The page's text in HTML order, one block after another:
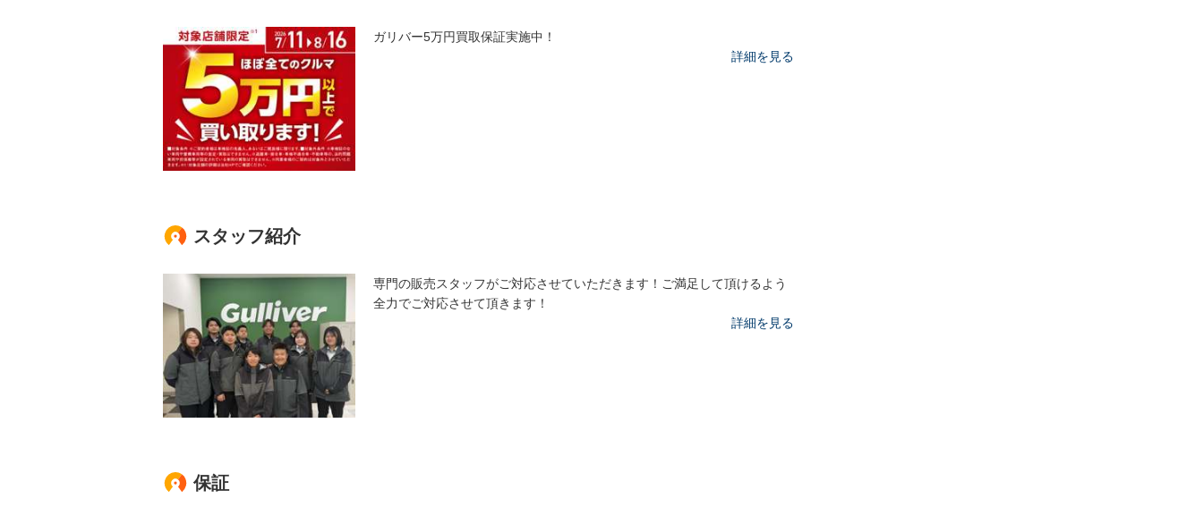
ガリバー5万円買取保証実施中！
詳細を見る
スタッフ紹介
専門の販売スタッフがご対応させていただきます！ご満足して頂けるよう
全力でご対応させて頂きます！
詳細を見る
保証